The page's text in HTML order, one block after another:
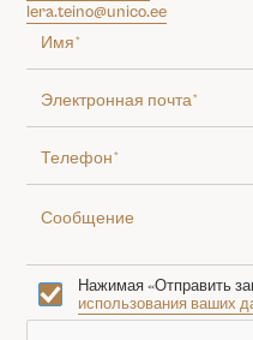
lera.teino@unico.ee
Нажимая «Отправить
использования ваших